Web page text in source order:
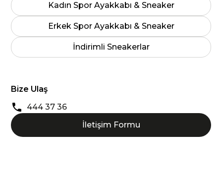
Kadın Spor Ayakkabı & Sneaker
Erkek Spor Ayakkabı & Sneaker
İndirimli Sneakerlar
Bize Ulaş
444 37 36
İletişim Formu